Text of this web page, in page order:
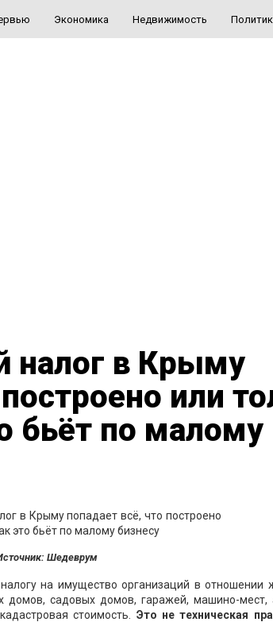
Экономика Недвижимость
налог в Крыму
или
бьёт по малому
Шедеврум
на имущество организаций в отношении
домов, садовых домов, гаражей, машино-мест,
стоимость. Это не техническая